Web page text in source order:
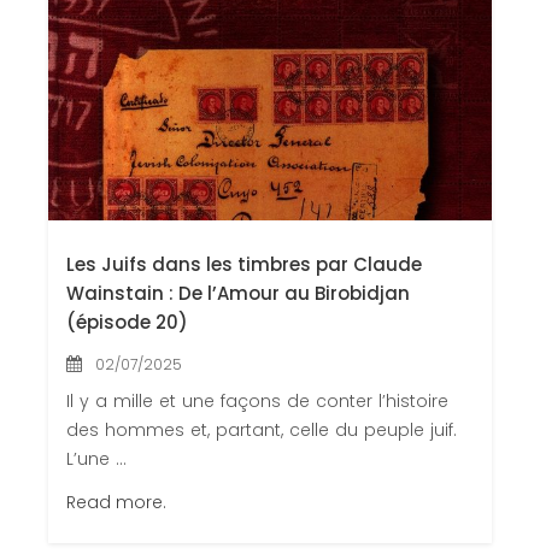
Les Juifs dans les timbres par Claude
Wainstain : De l’Amour au Birobidjan
(épisode 20)
02/07/2025
Il y a mille et une façons de conter l’histoire
des hommes et, partant, celle du peuple juif.
L’une ...
Read more.